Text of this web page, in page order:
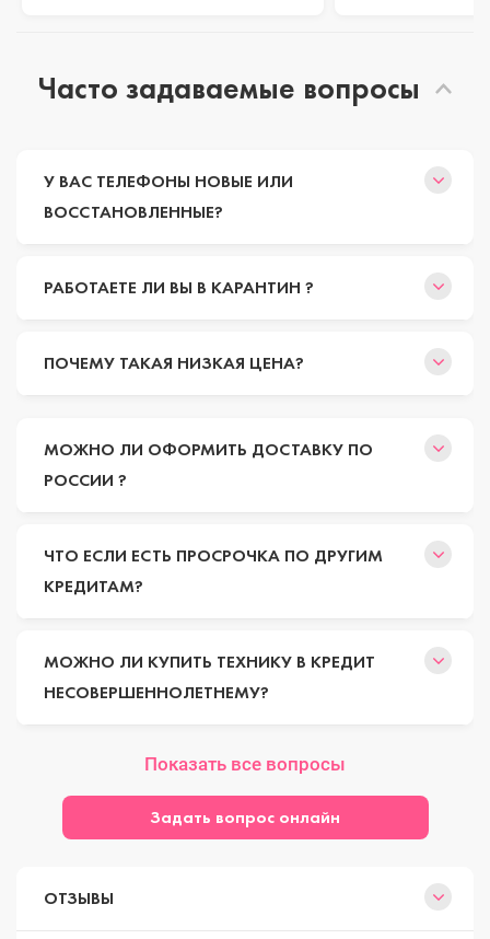
Часто задаваемые вопросы
У ВАС ТЕЛЕФОНЫ НОВЫЕ ИЛИ
ВОССТАНОВЛЕННЫЕ?
РАБОТАЕТЕ ЛИ ВЫ В КАРАНТИН ?
ПОЧЕМУ ТАКАЯ НИЗКАЯ ЦЕНА?
МОЖНО ЛИ ОФОРМИТЬ ДОСТАВКУ ПО
РОССИИ ?
ЧТО ЕСЛИ ЕСТЬ ПРОСРОЧКА ПО ДРУГИМ
КРЕДИТАМ?
МОЖНО ЛИ КУПИТЬ ТЕХНИКУ В КРЕДИТ
НЕСОВЕРШЕННОЛЕТНЕМУ?
Показать все вопросы
Задать вопрос онлайн
ОТЗЫВЫ